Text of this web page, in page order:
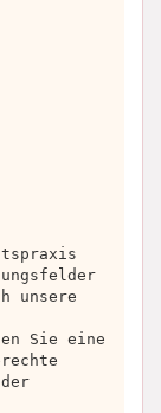
unsere
Sie eine